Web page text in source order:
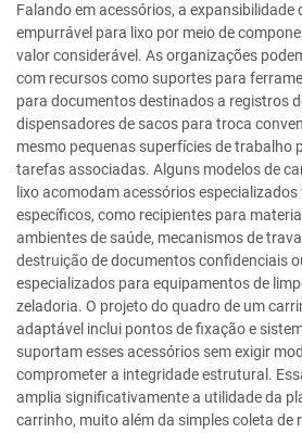
Falando em acessórios, a expansibilidade
empurrável para lixo por meio de
valor considerável. As organizações
com recursos como suportes para
para documentos destinados a registros
dispensadores de sacos para troca
mesmo pequenas superfícies de trabalho
tarefas associadas. Alguns modelos de
lixo acomodam acessórios
específicos, como recipientes para
ambientes de saúde, mecanismos de
destruição de documentos confidenciais
especializados para equipamentos de
zeladoria. O projeto do quadro de um
adaptável inclui pontos de fixação e
suportam esses acessórios sem exigir
comprometer a integridade estrutural.
amplia significativamente a utilidade da
carrinho, muito além da simples coleta